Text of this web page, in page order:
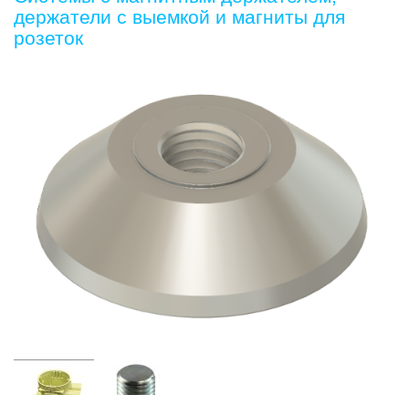
держатели с выемкой и магниты для
розеток